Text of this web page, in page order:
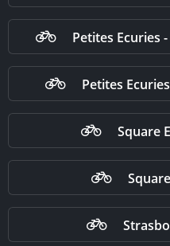
Petites Ecuries
Petites
Square